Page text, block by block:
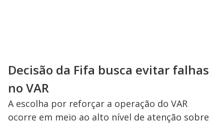
Decisão da Fifa busca evitar falhas
no VAR
A escolha por reforçar a operação do VAR
ocorre em meio ao alto nível de atenção sobre